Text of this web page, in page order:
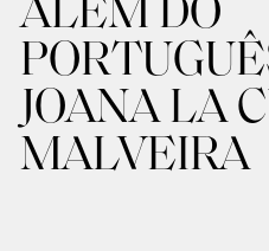
The foundation
Partners
Centenary
Store
ALÉM DO
JOANA LA
MALVEIRA